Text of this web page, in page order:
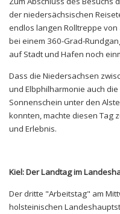
der niedersächsischen
endlos langen Rolltreppe
bei einem 360-Grad-
auf Stadt und Hafen noch
Dass die Niedersachsen
und Elbphilharmonie auch
Sonnenschein unter den
konnten, machte diesen Tag
und Erlebnis.
Kiel: Der Landtag im
Der dritte "Arbeitstag" am
holsteinischen